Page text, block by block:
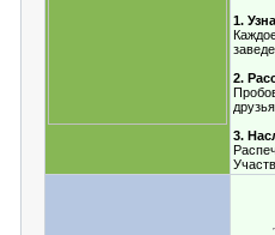
1.
2.
3.